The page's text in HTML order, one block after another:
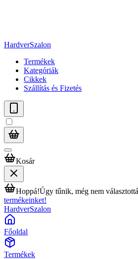
HardverSzalon
Termékek
Kategóriák
Cikkek
Szállítás és Fizetés
Kosár
Hoppá!Úgy tűnik, még nem
termékeinket!
HardverSzalon
Főoldal
Termékek